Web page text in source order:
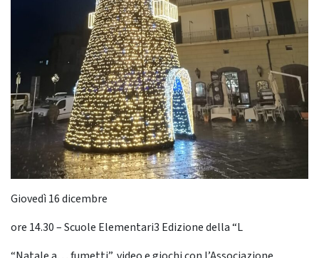
Giovedì 16 dicembre
ore 14.30 – Scuole Elementari3 Edizione della “L